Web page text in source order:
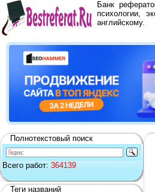
Банк
психологии,
английскому.
Полнотекстовый поиск
Всего работ: 364139
Теги названий